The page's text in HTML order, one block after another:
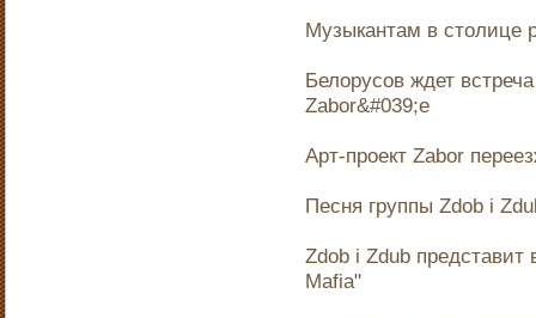
Музыкантам в столице
Белорусов ждет
Zabor&#039;е
Арт-проект Zabor
Песня группы Zdob i
Zdob i Zdub
Mafia"